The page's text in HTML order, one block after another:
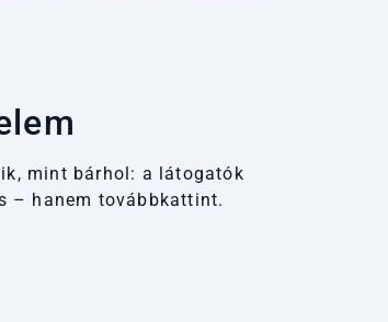
mint bárhol: a látogatók
– hanem továbbkattint.